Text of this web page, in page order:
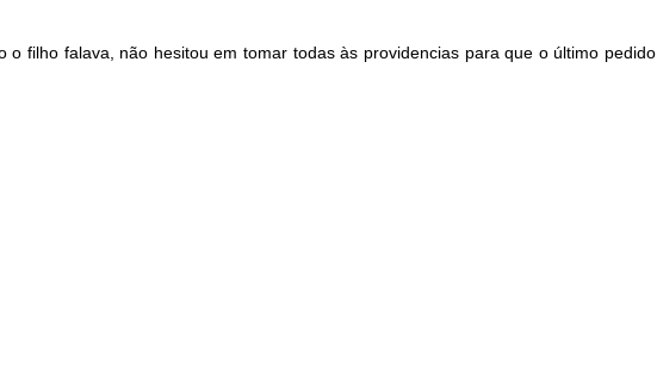
o filho falava, não hesitou em tomar todas às providencias para que o último pedido